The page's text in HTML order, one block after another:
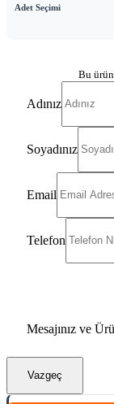
Adet Seçimi
Bu
Adınız
Soyadınız
Email
Telefon
Mesajınız ve
Vazgeç